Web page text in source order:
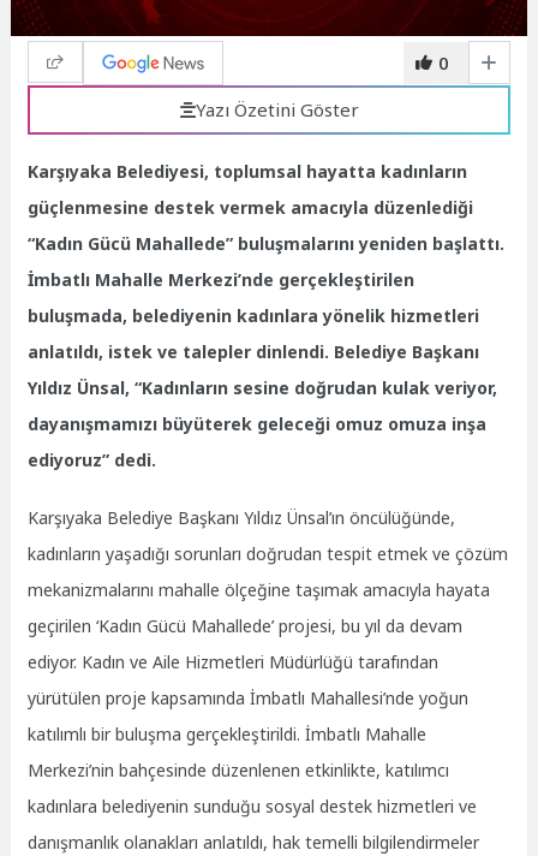
0
Yazı Özetini Göster
Karşıyaka Belediyesi, toplumsal hayatta kadınların
güçlenmesine destek vermek amacıyla düzenlediği
“Kadın Gücü Mahallede” buluşmalarını yeniden başlattı.
İmbatlı Mahalle Merkezi’nde gerçekleştirilen
buluşmada, belediyenin kadınlara yönelik hizmetleri
anlatıldı, istek ve talepler dinlendi. Belediye Başkanı
Yıldız Ünsal, “Kadınların sesine doğrudan kulak veriyor,
dayanışmamızı büyüterek geleceği omuz omuza inşa
ediyoruz” dedi.
Karşıyaka Belediye Başkanı Yıldız Ünsal’ın öncülüğünde,
kadınların yaşadığı sorunları doğrudan tespit etmek ve çözüm
mekanizmalarını mahalle ölçeğine taşımak amacıyla hayata
geçirilen ‘Kadın Gücü Mahallede’ projesi, bu yıl da devam
ediyor. Kadın ve Aile Hizmetleri Müdürlüğü tarafından
yürütülen proje kapsamında İmbatlı Mahallesi’nde yoğun
katılımlı bir buluşma gerçekleştirildi. İmbatlı Mahalle
Merkezi’nin bahçesinde düzenlenen etkinlikte, katılımcı
kadınlara belediyenin sunduğu sosyal destek hizmetleri ve
danışmanlık olanakları anlatıldı, hak temelli bilgilendirmeler